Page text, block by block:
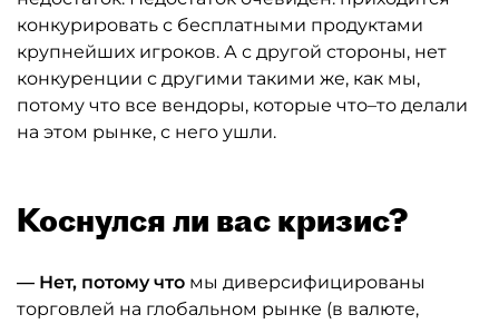
конкурировать с бесплатными продуктами
крупнейших игроков. А с другой стороны, нет
конкуренции с другими такими же, как мы,
потому что все вендоры, которые что–то делали
на этом рынке, с него ушли.
Коснулся ли вас кризис?
— Нет, потому что мы диверсифицированы
торговлей на глобальном рынке (в валюте,